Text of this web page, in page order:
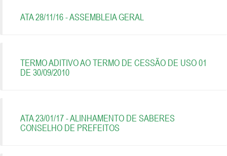
ATA 28/11/16 - ASSEMBLEIA GERAL
TERMO ADITIVO AO TERMO DE CESSÃO DE USO 01
DE 30/09/2010
ATA 23/01/17 - ALINHAMENTO DE SABERES
CONSELHO DE PREFEITOS